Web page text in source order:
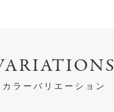
カラーバリエーション